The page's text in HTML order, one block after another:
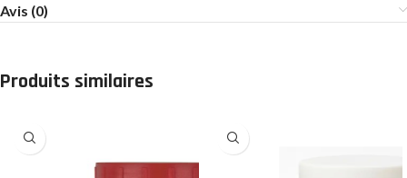
Avis (0)
Produits similaires